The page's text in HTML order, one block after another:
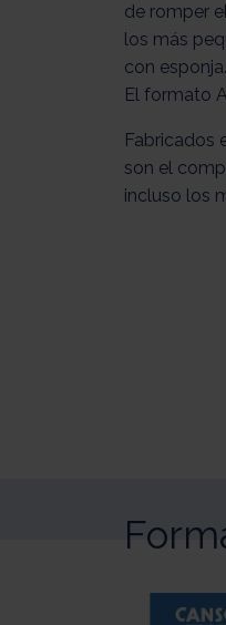
de romper
los más
con esponja.
El formato
Fabricados
son el
incluso los